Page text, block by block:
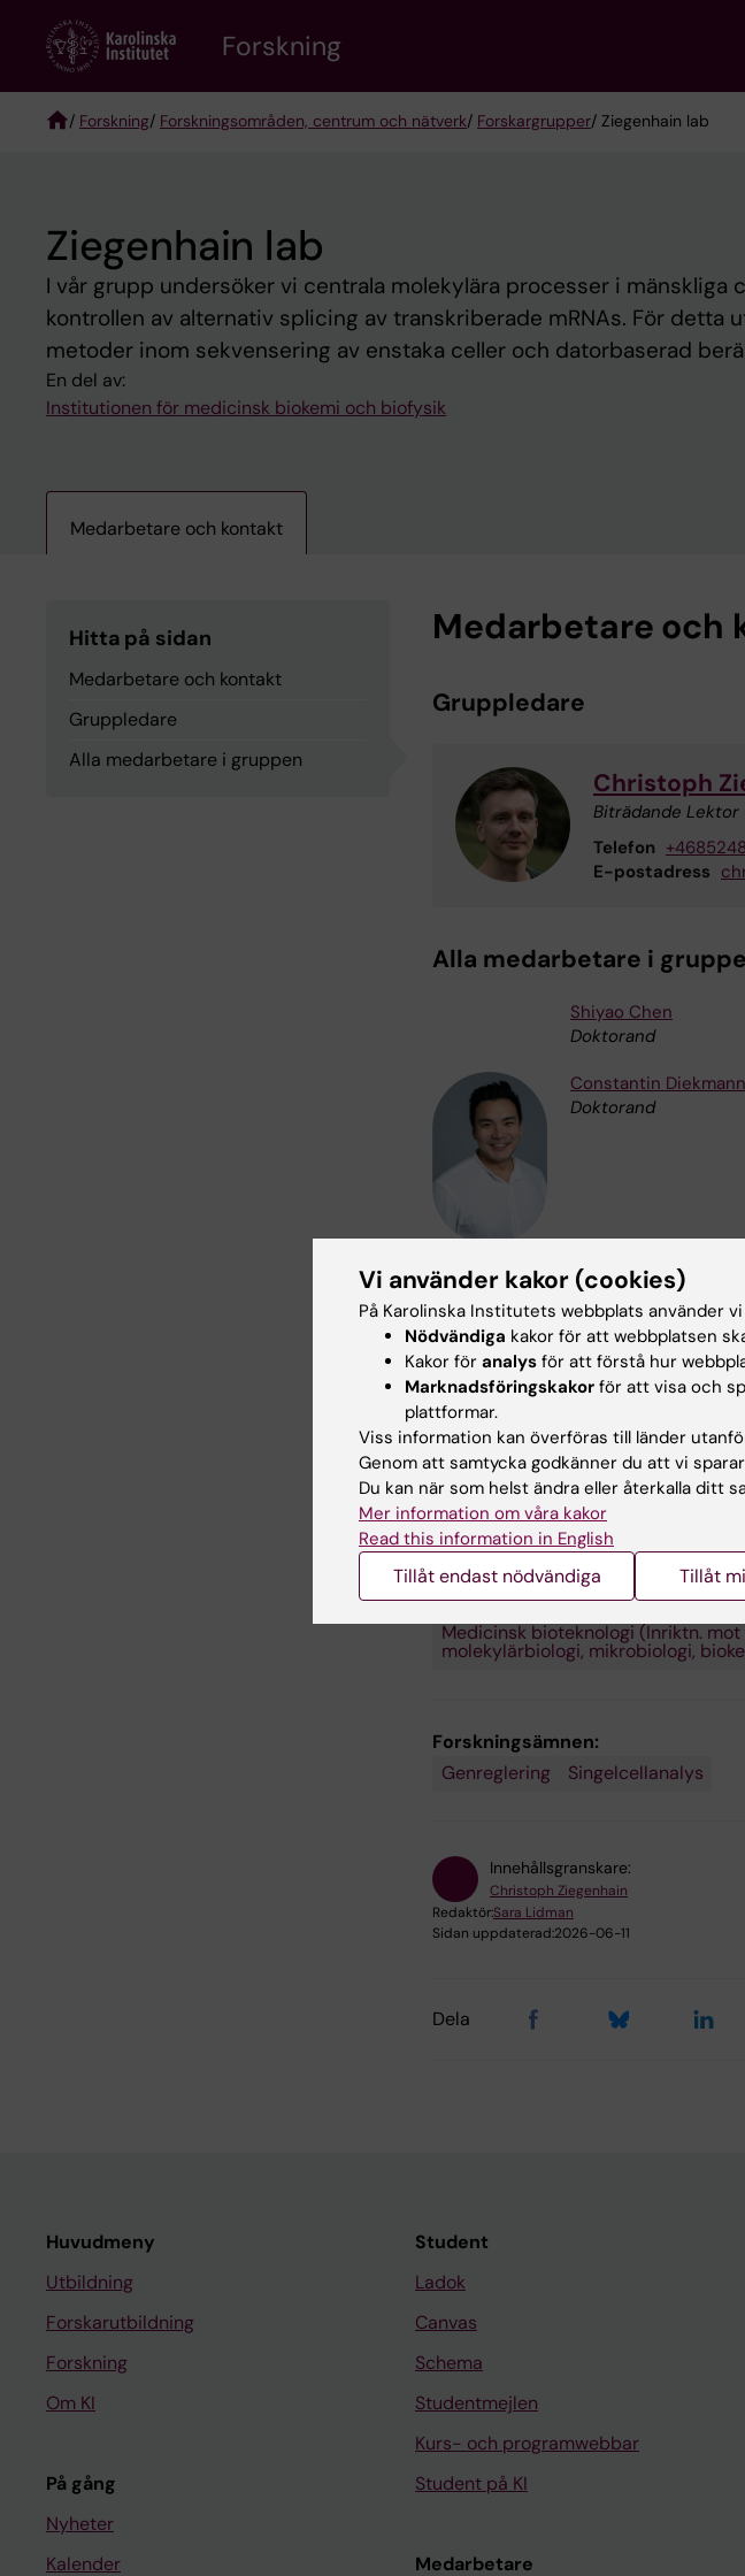
content
Forskning
/ Forskning/ Forskningsområden, centrum och nätverk/ Forskargrupper/ Ziegenhain lab
Ziegenhain lab
I vår grupp undersöker vi centrala molekylära processer i mänskliga
kontrollen av alternativ splicing av transkriberade mRNAs. För detta
metoder inom sekvensering av enstaka celler och datorbaserad
En del av:
Institutionen för medicinsk biokemi och biofysik
Medarbetare och kontakt
Hitta på sidan
Medarbetare och kontakt
Gruppledare
Alla medarbetare i gruppen
Medarbetare och
Gruppledare
Christoph
Biträdande Lektor
Telefon
E-postadress
Alla medarbetare i
Shiyao Chen
Doktorand
Constantin Diekmann
Doktorand
Seifert Maike
Anknuten till
Anknuten till
Forskningsområden:
Cell- och molekylärbiologi
Medicinsk bioteknologi (Inriktn.
molekylärbiologi, mikrobiologi,
Forskningsämnen:
Genreglering
Singelcellanalys
Innehållsgranskare:
Christoph Ziegenhain
Redaktör:Sara Lidman
Sidan uppdaterad:2026-06-11
Dela
Huvudmeny
Utbildning
Forskarutbildning
Forskning
Om KI
På gång
Nyheter
Kalender
Student
Ladok
Canvas
Schema
Studentmejlen
Kurs- och programwebbar
Student på KI
Medarbetare
Vi använder kakor (cookies)
På Karolinska Institutets webbplats använder
Nödvändiga kakor för att webbplatsen
Kakor för analys för att förstå hur
Marknadsföringskakor för att visa och
plattformar.
Viss information kan överföras till länder
Genom att samtycka godkänner du att vi
Du kan när som helst ändra eller återkalla ditt
Mer information om våra kakor
Read this information in English
Tillåt endast nödvändiga Tillåt